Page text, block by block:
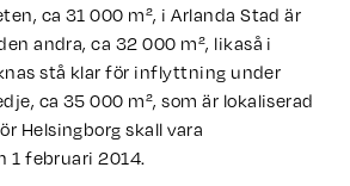
ca 31 000 m², i Arlanda Stad är
andra, ca 32 000 m², likaså i
stå klar för inflyttning under
ca 35 000 m², som är lokaliserad
Helsingborg skall vara
1 februari 2014.